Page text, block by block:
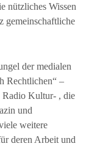
nützliches Wissen
gemeinschaftliche
der medialen
Rechtlichen“ –
Radio Kultur- , die
und
weitere
deren Arbeit und